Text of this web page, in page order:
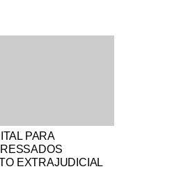
PARA
EXTRAJUDICIAL